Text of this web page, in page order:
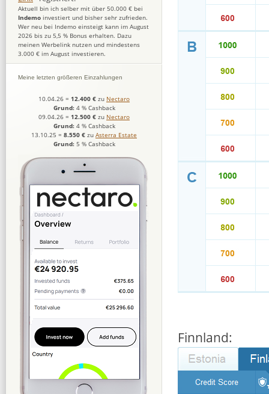
Finnland:
Aktuell bin ich selber mit über 50.000 € bei
Indemo investiert und bisher sehr zufrieden.
Wer neu bei Indemo einsteigt kann im August
2026 bis zu 5,5 % Bonus erhalten. Dazu
meinen Werbelink nutzen und mindestens
3.000 € im August investieren.
Meine letzten größeren Einzahlungen
10.04.26 = 12.400 € zu Nectaro
Grund: 4 % Cashback
09.04.26 = 12.500 € zu Nectaro
Grund: 4 % Cashback
13.10.25 = 8.550 € zu Asterra Estate
Grund: 5 % Cashback